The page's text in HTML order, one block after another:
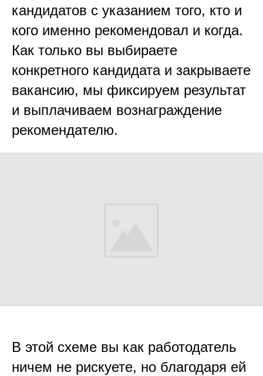
кандидатов с указанием того, кто и
кого именно рекомендовал и когда.
Как только вы выбираете
конкретного кандидата и закрываете
вакансию, мы фиксируем результат
и выплачиваем вознаграждение
рекомендателю.
В этой схеме вы как работодатель
ничем не рискуете, но благодаря ей